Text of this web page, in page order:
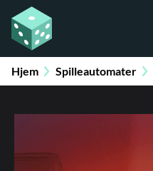
Hjem Spilleautomater